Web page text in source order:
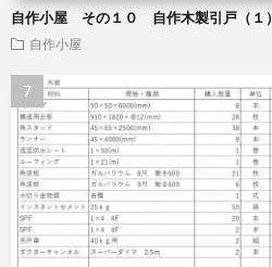
自作小屋 その１０ 自作木製引戸（１）
自作小屋